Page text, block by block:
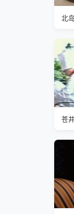
北
苍